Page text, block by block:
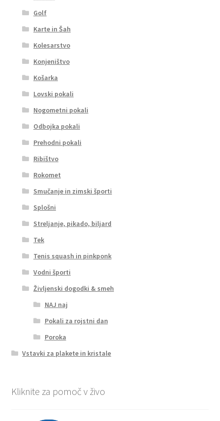
Golf
Karte in Šah
Kolesarstvo
Konjeništvo
Košarka
Lovski pokali
Nogometni pokali
Odbojka pokali
Prehodni pokali
Ribištvo
Rokomet
Smučanje in zimski športi
Splošni
Streljanje, pikado, biljard
Tek
Tenis squash in pinkponk
Vodni športi
Življenski dogodki & smeh
NAJ naj
Pokali za rojstni dan
Poroka
Vstavki za plakete in kristale
Kliknite za pomoč v živo